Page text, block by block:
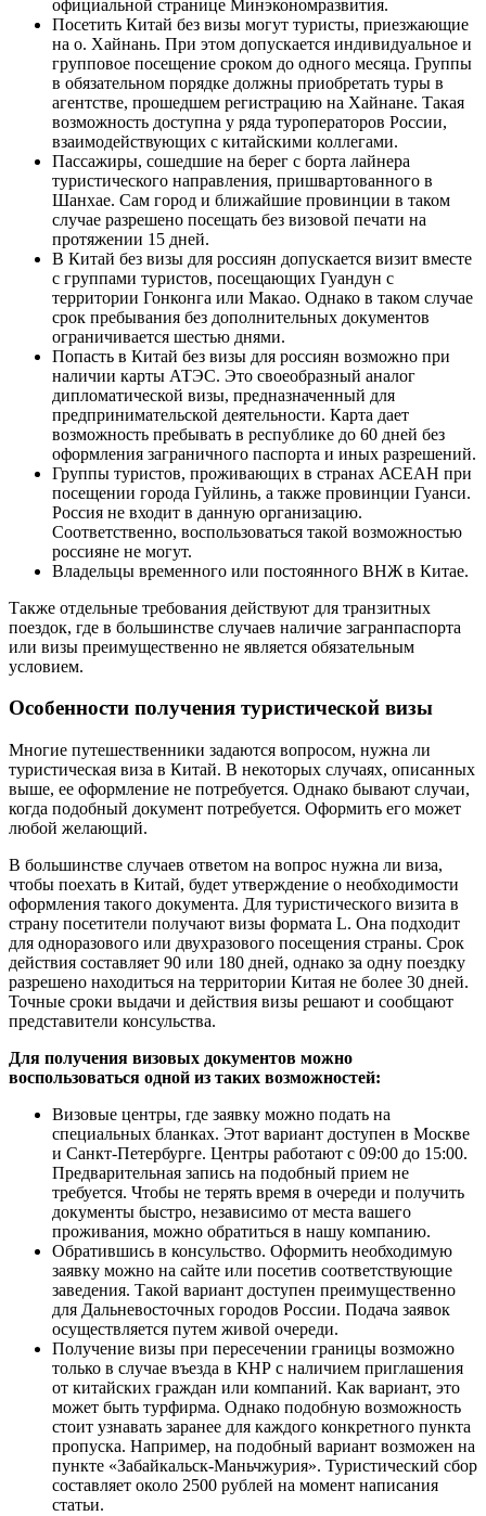
официальной странице Минэкономразвития.
Посетить Китай без визы могут туристы, приезжающие
на о. Хайнань. При этом допускается индивидуальное и
групповое посещение сроком до одного месяца. Группы
в обязательном порядке должны приобретать туры в
агентстве, прошедшем регистрацию на Хайнане. Такая
возможность доступна у ряда туроператоров России,
взаимодействующих с китайскими коллегами.
Пассажиры, сошедшие на берег с борта лайнера
туристического направления, пришвартованного в
Шанхае. Сам город и ближайшие провинции в таком
случае разрешено посещать без визовой печати на
протяжении 15 дней.
В Китай без визы для россиян допускается визит вместе
с группами туристов, посещающих Гуандун с
территории Гонконга или Макао. Однако в таком случае
срок пребывания без дополнительных документов
ограничивается шестью днями.
Попасть в Китай без визы для россиян возможно при
наличии карты АТЭС. Это своеобразный аналог
дипломатической визы, предназначенный для
предпринимательской деятельности. Карта дает
возможность пребывать в республике до 60 дней без
оформления заграничного паспорта и иных разрешений.
Группы туристов, проживающих в странах АСЕАН при
посещении города Гуйлинь, а также провинции Гуанси.
Россия не входит в данную организацию.
Соответственно, воспользоваться такой возможностью
россияне не могут.
Владельцы временного или постоянного ВНЖ в Китае.
Также отдельные требования действуют для транзитных
поездок, где в большинстве случаев наличие загранпаспорта
или визы преимущественно не является обязательным
условием.
Особенности получения туристической визы
Многие путешественники задаются вопросом, нужна ли
туристическая виза в Китай. В некоторых случаях, описанных
выше, ее оформление не потребуется. Однако бывают случаи,
когда подобный документ потребуется. Оформить его может
любой желающий.
В большинстве случаев ответом на вопрос нужна ли виза,
чтобы поехать в Китай, будет утверждение о необходимости
оформления такого документа. Для туристического визита в
страну посетители получают визы формата L. Она подходит
для одноразового или двухразового посещения страны. Срок
действия составляет 90 или 180 дней, однако за одну поездку
разрешено находиться на территории Китая не более 30 дней.
Точные сроки выдачи и действия визы решают и сообщают
представители консульства.
Для получения визовых документов можно
воспользоваться одной из таких возможностей:
Визовые центры, где заявку можно подать на
специальных бланках. Этот вариант доступен в Москве
и Санкт-Петербурге. Центры работают с 09:00 до 15:00.
Предварительная запись на подобный прием не
требуется. Чтобы не терять время в очереди и получить
документы быстро, независимо от места вашего
проживания, можно обратиться в нашу компанию.
Обратившись в консульство. Оформить необходимую
заявку можно на сайте или посетив соответствующие
заведения. Такой вариант доступен преимущественно
для Дальневосточных городов России. Подача заявок
осуществляется путем живой очереди.
Получение визы при пересечении границы возможно
только в случае въезда в КНР с наличием приглашения
от китайских граждан или компаний. Как вариант, это
может быть турфирма. Однако подобную возможность
стоит узнавать заранее для каждого конкретного пункта
пропуска. Например, на подобный вариант возможен на
пункте «Забайкальск-Маньчжурия». Туристический сбор
составляет около 2500 рублей на момент написания
статьи.